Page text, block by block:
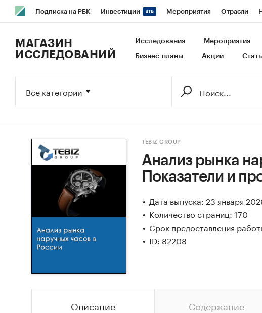
Подписка на РБК Инвестиции Мероприятия Отрасли
Исследования Кредитные рейтинги Франшизы Газета
МАГАЗИН
ИССЛЕДОВАНИЙ
Исследования Мероприятия
Бизнес-планы Акции
Все категории
TEBIZ GROUP
Анализ рынка
Показатели и
Дата выпуска: 23 января
Количество страниц: 170
Срок предоставления
ID: 82208
Описание Содержание